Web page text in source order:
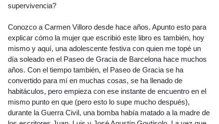
supervivencia?
Conozco a Carmen Villoro desde hace años. Apunto esto para
explicar cómo la mujer que escribió este libro es también, hoy
mismo y aquí, una adolescente festiva con quien me topé un
día soleado en el Paseo de Gracia de Barcelona hace muchos
años. Con el tiempo también, el Paseo de Gracia se ha
convertido para mí en muchas cosas, se ha llenado de
habitáculos, pero empieza con ese instante de encuentro en el
mismo punto en que (pero esto lo supe mucho después),
durante la Guerra Civil, una bomba había matado a la madre de